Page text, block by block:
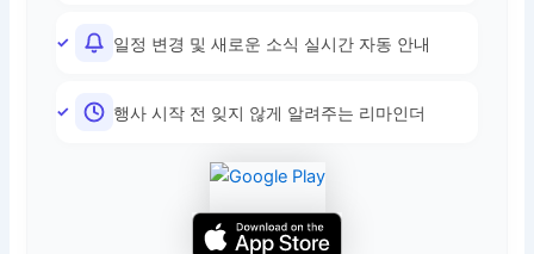
일정 변경 및 새로운 소식 실시간 자동 안내
행사 시작 전 잊지 않게 알려주는 리마인더